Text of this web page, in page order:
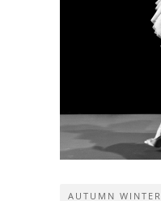
AUTUMN WINTER